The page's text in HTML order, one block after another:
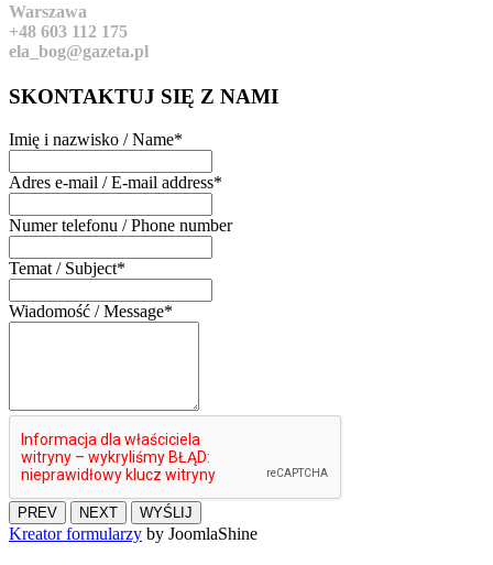
Warszawa
+48 603 112 175
ela_bog@gazeta.pl
SKONTAKTUJ SIĘ Z NAMI
Imię i nazwisko / Name*
Adres e-mail / E-mail address*
Numer telefonu / Phone number
Temat / Subject*
Wiadomość / Message*
PREV NEXT WYŚLIJ
Kreator formularzy by JoomlaShine